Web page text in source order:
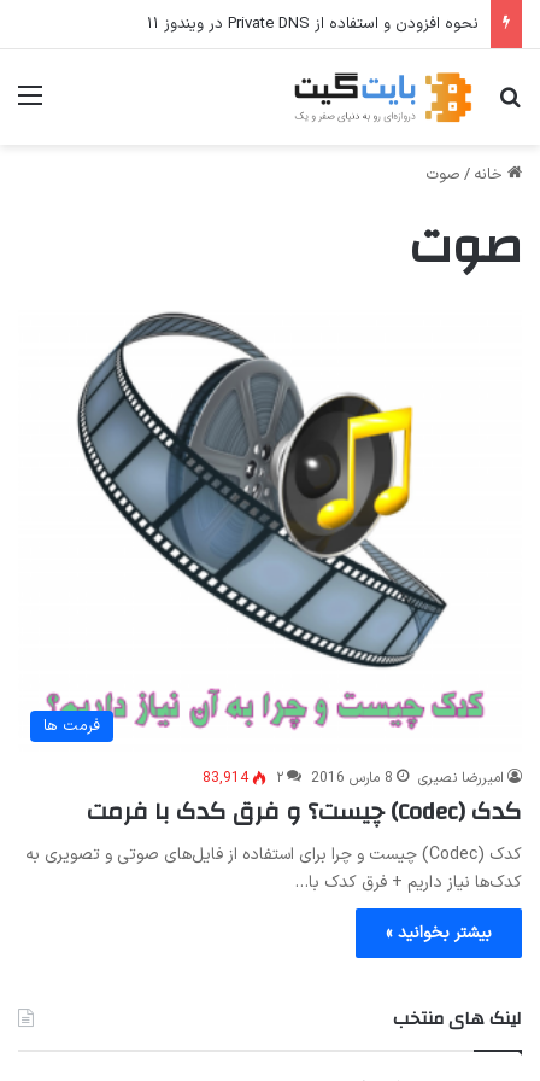
نحوه افزودن و استفاده از Private DNS در ویندوز ۱۱
جستجو برای
خانه / صوت
صوت
فرمت ها
امیررضا نصیری 8 مارس 2016 ۲ 83,914
کدک (Codec) چیست؟ و فرق کدک با فرمت
کدک (Codec) چیست و چرا برای استفاده از فایل‌های صوتی و تصویری به
کدک‌ها نیاز داریم + فرق کدک با…
بیشتر بخوانید »
لینک های منتخب